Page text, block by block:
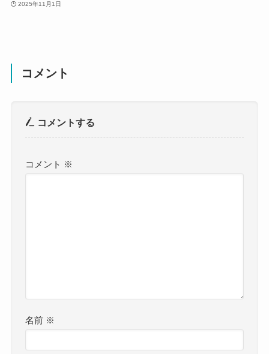
2025年11月1日
コメント
コメントする
コメント ※
名前 ※